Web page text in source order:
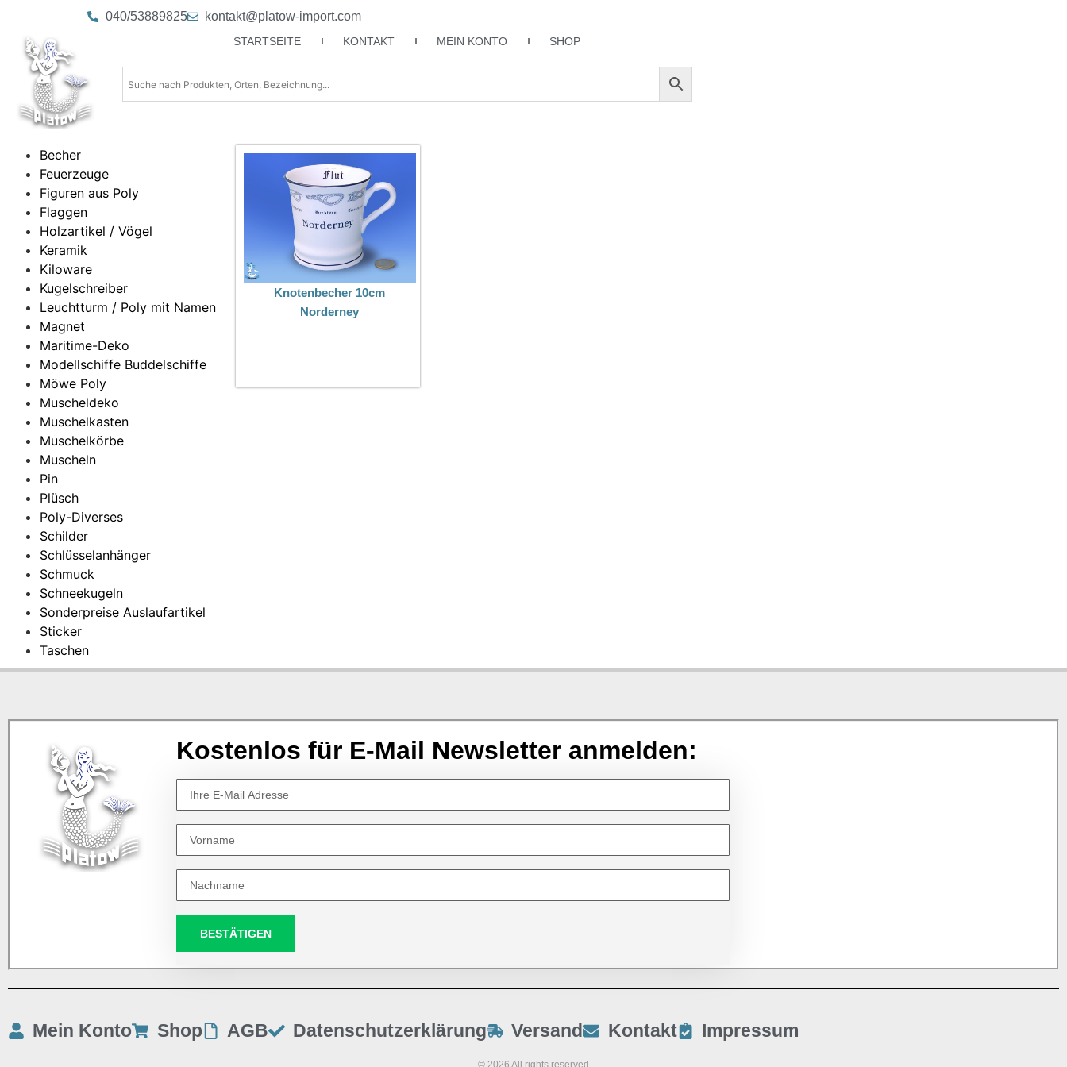
040/53889825 kontakt@platow-import.com
STARTSEITE KONTAKT MEIN KONTO SHOP
Becher
Feuerzeuge
Figuren aus Poly
Flaggen
Holzartikel / Vögel
Keramik
Kiloware
Kugelschreiber
Leuchtturm / Poly mit Namen
Magnet
Maritime-Deko
Modellschiffe Buddelschiffe
Möwe Poly
Muscheldeko
Muschelkasten
Muschelkörbe
Muscheln
Pin
Plüsch
Poly-Diverses
Schilder
Schlüsselanhänger
Schmuck
Schneekugeln
Sonderpreise Auslaufartikel
Sticker
Taschen
Knotenbecher 10cm
Norderney
Kostenlos für E-Mail Newsletter anmelden:
BESTÄTIGEN
Mein Konto Shop AGB Datenschutzerklärung Versand Kontakt Impressum